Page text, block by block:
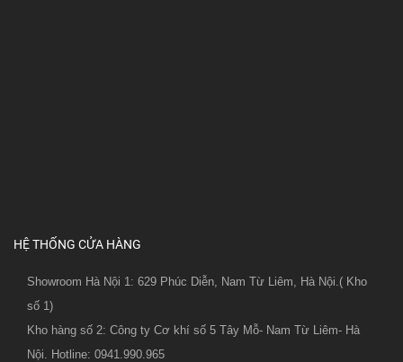
HỆ THỐNG CỬA HÀNG
Showroom Hà Nội 1: 629 Phúc Diễn, Nam Từ Liêm, Hà Nội.( Kho
số 1)
Kho hàng số 2: Công ty Cơ khí số 5 Tây Mỗ- Nam Từ Liêm- Hà
Nội. Hotline: 0941.990.965